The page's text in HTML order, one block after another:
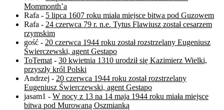
Mommonth’a
Rafa - 5 lipca 1607 roku miała miejsce bitwa pod Guzowem
Rafa - 24 czerwca 79 r. n.e. Tytus Flawiusz został cesarzem
rzymskim
gość - 20 czerwca 1944 roku został rozstrzelany Eugeniusz
Świerczewski, agent Gestapo
ToTemat - 30 kwietnia 1310 urodził się Kazimierz Wielki,
przyszły król Polski
Andrzej - 20 czerwca 1944 roku został rozstrzelany
Eugeniusz Świerczewski, agent Gestapo
jasam1 - W nocy z 13 na 14 maja 1944 roku miała miejsce
bitwa pod Murowaną Oszmianką